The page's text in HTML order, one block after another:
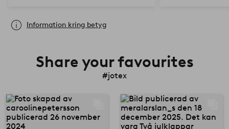
Information kring betyg
Share your favourites
#jotex